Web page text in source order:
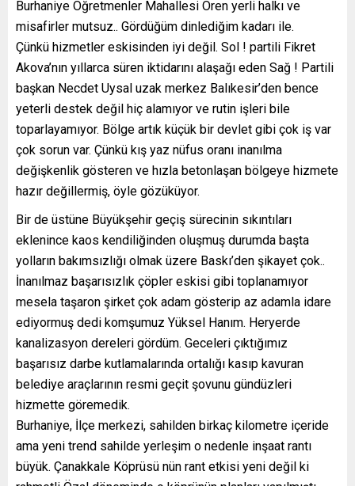
Burhaniye Öğretmenler Mahallesi Ören yerli halkı ve
misafirler mutsuz.. Gördüğüm dinlediğim kadarı ile.
Çünkü hizmetler eskisinden iyi değil. Sol ! partili Fikret
Akova’nın yıllarca süren iktidarını alaşağı eden Sağ ! Partili
başkan Necdet Uysal uzak merkez Balıkesir’den bence
yeterli destek değil hiç alamıyor ve rutin işleri bile
toparlayamıyor. Bölge artık küçük bir devlet gibi çok iş var
çok sorun var. Çünkü kış yaz nüfus oranı inanılma
değişkenlik gösteren ve hızla betonlaşan bölgeye hizmete
hazır değillermiş, öyle gözüküyor.
Bir de üstüne Büyükşehir geçiş sürecinin sıkıntıları
eklenince kaos kendiliğinden oluşmuş durumda başta
yolların bakımsızlığı olmak üzere Baskı’den şikayet çok..
İnanılmaz başarısızlık çöpler eskisi gibi toplanamıyor
mesela taşaron şirket çok adam gösterip az adamla idare
ediyormuş dedi komşumuz Yüksel Hanım. Heryerde
kanalizasyon dereleri gördüm. Geceleri çıktığımız
başarısız darbe kutlamalarında ortalığı kasıp kavuran
belediye araçlarının resmi geçit şovunu gündüzleri
hizmette göremedik.
Burhaniye, İlçe merkezi, sahilden birkaç kilometre içeride
ama yeni trend sahilde yerleşim o nedenle inşaat rantı
büyük. Çanakkale Köprüsü nün rant etkisi yeni değil ki